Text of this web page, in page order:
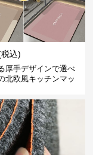
込)
厚手デザインで選べ
北欧風キッチンマッ